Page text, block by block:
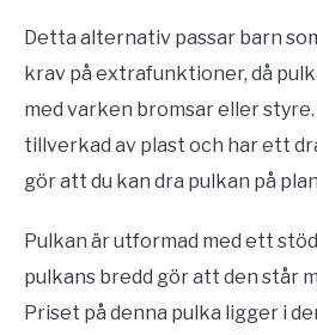
Detta alternativ passar barn
krav på extrafunktioner, då
med varken bromsar eller styre.
tillverkad av plast och har ett
gör att du kan dra pulkan på
Pulkan är utformad med ett
pulkans bredd gör att den står
Priset på denna pulka ligger i